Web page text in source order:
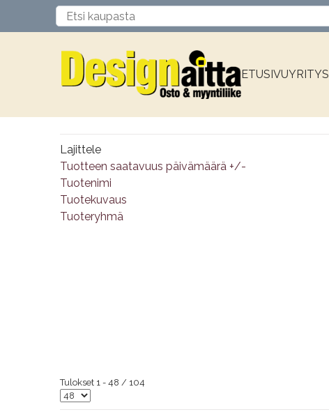
ETUSIVUYRITYS
Lajittele
Tuotteen saatavuus päivämäärä +/-
Tuotenimi
Tuotekuvaus
Tuoteryhmä
Tulokset 1 - 48 / 104